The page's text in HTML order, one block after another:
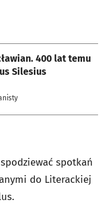
400 lat temu
Silesius
spotkań
do Literackiej